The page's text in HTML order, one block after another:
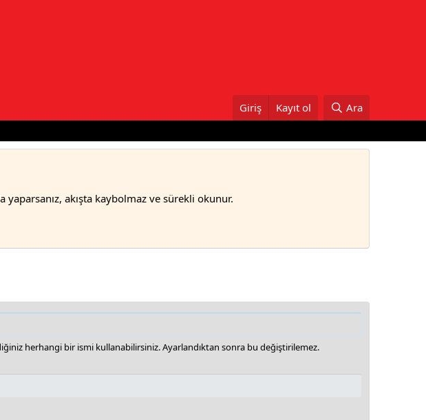
Giriş Kayıt ol Ara
yaparsanız, akışta kaybolmaz ve sürekli okunur.
herhangi bir ismi kullanabilirsiniz. Ayarlandıktan sonra bu değiştirilemez.